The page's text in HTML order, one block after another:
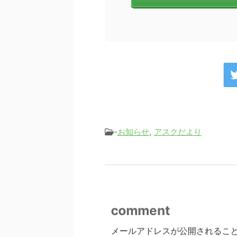
-お知らせ, アスクだより
comment
メールアドレスが公開されるこ